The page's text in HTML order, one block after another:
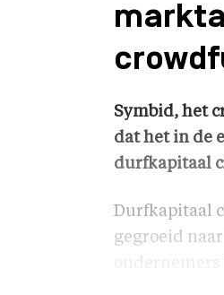
Symbid, het
dat het in de
durfkapitaal
Durfkapitaal
gegroeid